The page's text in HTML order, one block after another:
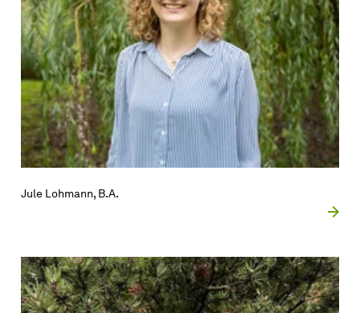
Jule Lohmann, B.A.